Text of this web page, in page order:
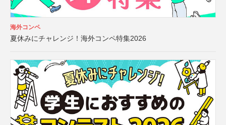
海外コンペ
夏休みにチャレンジ！海外コンペ特集2026